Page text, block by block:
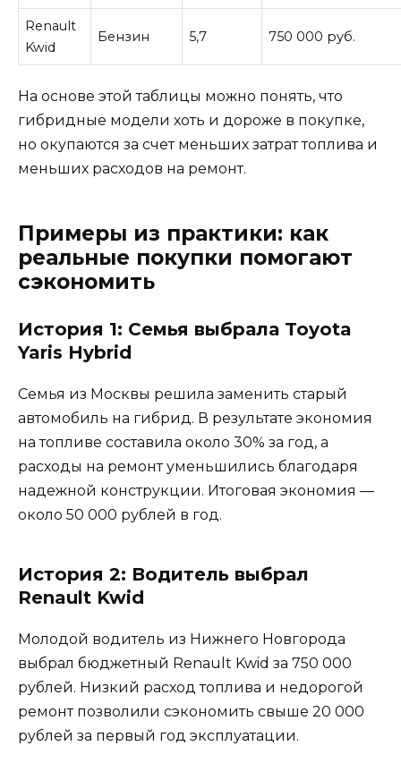
Renault
Kwid
Бензин 5,7 750 000 руб.
На основе этой таблицы можно понять, что
гибридные модели хоть и дороже в покупке,
но окупаются за счет меньших затрат топлива и
меньших расходов на ремонт.
Примеры из практики: как
реальные покупки помогают
сэкономить
История 1: Семья выбрала Toyota
Yaris Hybrid
Семья из Москвы решила заменить старый
автомобиль на гибрид. В результате экономия
на топливе составила около 30% за год, а
расходы на ремонт уменьшились благодаря
надежной конструкции. Итоговая экономия —
около 50 000 рублей в год.
История 2: Водитель выбрал
Renault Kwid
Молодой водитель из Нижнего Новгорода
выбрал бюджетный Renault Kwid за 750 000
рублей. Низкий расход топлива и недорогой
ремонт позволили сэкономить свыше 20 000
рублей за первый год эксплуатации.